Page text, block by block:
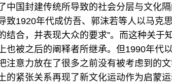
中国封建传统所导致的社会分层与文化
致1920年代成仿吾、郭沫若等人以马克
结合，并表现大众的要求”。而这种关于
也被之后的阐释者所继承。但1990年代
注意力放在了很多之前没有被考虑到的
的紧张关系再现了新文化运动作为启蒙